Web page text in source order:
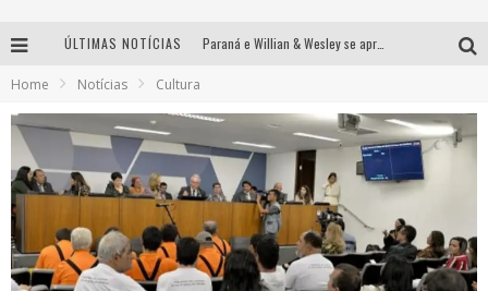
ÚLTIMAS NOTÍCIAS Paraná e Willian & Wesley se apresentam no Carretão Trevo Contagem nesta sexta-feira
Banda Mole de BH anuncia Kayete como madrinha do bloco
Definidas as 12 finalistas do concurso Rainha do Pedro Leopoldo Rodeio Show 2026
Home Notícias Cultura